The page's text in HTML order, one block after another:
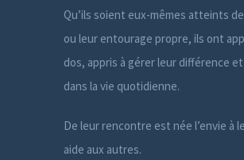
Qu’ils soient eux-mêmes atteints
ou leur entourage propre, ils ont
dos, appris à gérer leur différence
dans la vie quotidienne.
De leur rencontre est née l’envie à
aide aux autres.